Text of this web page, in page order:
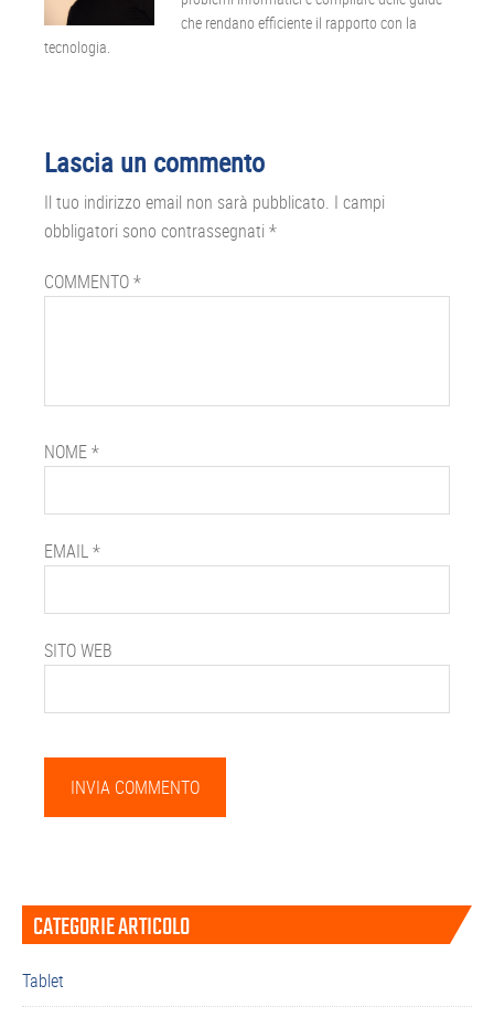
che rendano efficiente il rapporto con la
tecnologia.
Interazioni
del
lettore
Lascia un commento
Il tuo indirizzo email non sarà pubblicato. I campi
obbligatori sono contrassegnati *
COMMENTO*
NOME*
EMAIL*
SITO WEB
Barra
laterale
primaria
CATEGORIE ARTICOLO
Tablet